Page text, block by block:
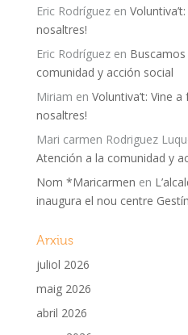
Eric Rodríguezen
nosaltres!
Eric Rodríguezen
comunidad y acción social
Miriam en Voluntiva’t: Vine
nosaltres!
Mari carmen Rodriguez
Atención a la comunidad y
Nom *Maricarmen en
inaugura el nou centre
Arxius
juliol 2026
maig 2026
abril 2026